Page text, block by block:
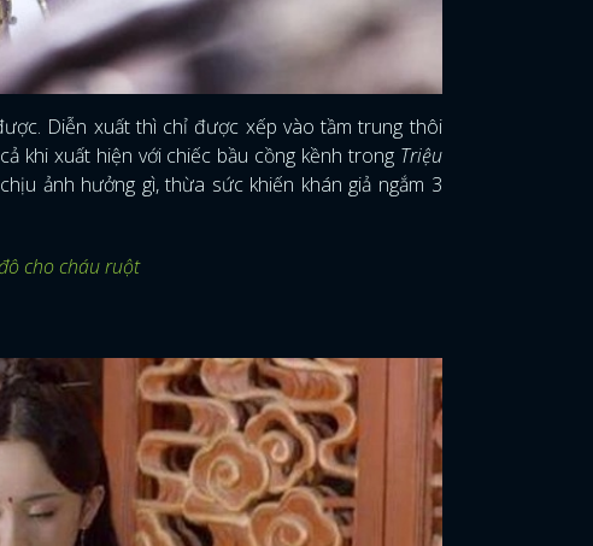
Diễn xuất thì chỉ được xếp vào tầm trung thôi
khi xuất hiện với chiếc bầu cồng kềnh trong Triệu
ảnh hưởng gì, thừa sức khiến khán giả ngắm 3
cho cháu ruột